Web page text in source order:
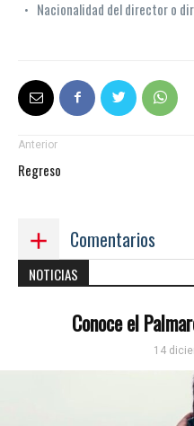
Nacionalidad del director o
Anterior
Regreso
Comentarios
NOTICIAS
Conoce el
14